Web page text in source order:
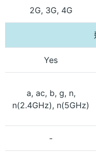
2G, 3G, 4G
Yes
a, ac, b, g, n,
n(2.4GHz), n(5GHz)
-